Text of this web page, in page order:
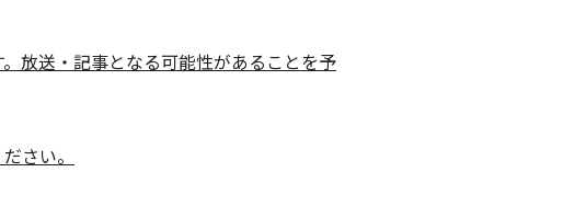
放送・記事となる可能性があることを予
さい。